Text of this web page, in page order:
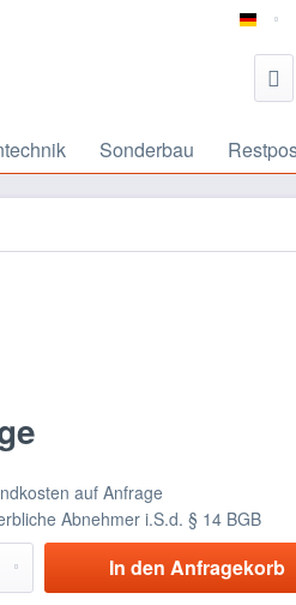
Sonderbau
auf Anfrage
Abnehmer i.S.d. § 14 BGB
In den Anfragekorb